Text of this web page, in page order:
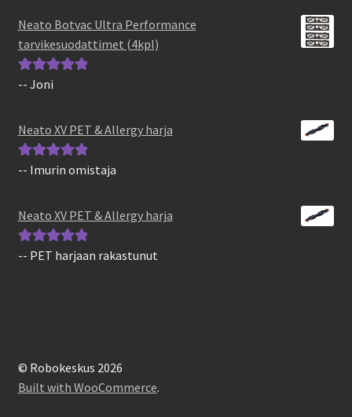
Neato Botvac Ultra Performance
tarvikesuodattimet (4kpl)
Arvostelu
-- Joni
Neato XV PET & Allergy harja
Arvostelu
-- Imurin omistaja
Neato XV PET & Allergy harja
Arvostelu
-- PET harjaan rakastunut
© Robokeskus 2026
Built with WooCommerce.